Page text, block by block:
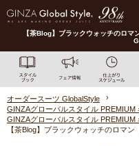
【茶Blog】ブラックウォッチのロマ
オーダースーツ GlobalStyle
GINZAグローバルスタイル PREMIUM
GINZAグローバルスタイル
【茶Blog】ブラックウォッチのロマン